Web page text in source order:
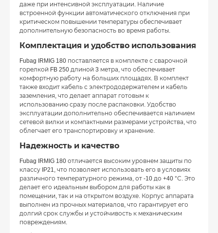
даже при интенсивной эксплуатации. Наличие
встроенной функции автоматического отключения при
критическом повышении температуры обеспечивает
дополнительную безопасность во время работы.
Комплектация и удобство использования
Fubag IRMIG 180 поставляется в комплекте с сварочной
горелкой FB 250 длиной 3 метра, что обеспечивает
комфортную работу на больших площадях. В комплект
также входит кабель с электрододержателем и кабель
заземления, что делает аппарат готовым к
использованию сразу после распаковки. Удобство
эксплуатации дополнительно обеспечивается наличием
сетевой вилки и компактными размерами устройства, что
облегчает его транспортировку и хранение.
Надежность и качество
Fubag IRMIG 180 отличается высоким уровнем защиты по
классу IP21, что позволяет использовать его в условиях
различного температурного режима, от -10 до +40 °С. Это
делает его идеальным выбором для работы как в
помещении, так и на открытом воздухе. Корпус аппарата
выполнен из прочных материалов, что гарантирует его
долгий срок службы и устойчивость к механическим
повреждениям.